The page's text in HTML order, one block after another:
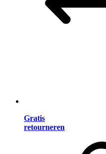
Gratis
retourneren